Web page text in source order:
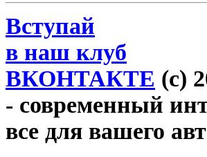
Вступай
в наш клуб
ВКОНТАКТЕ (c)
- современный
все для вашего